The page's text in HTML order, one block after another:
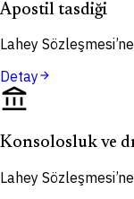
Apostil tasdiği
Lahey
Detayarrow_forward
account_balance
Konsolosluk ve
Lahey